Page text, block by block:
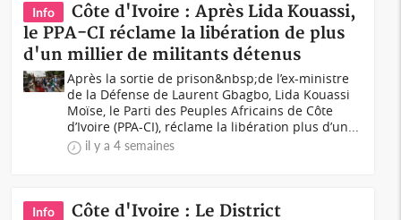
Info
Côte d'Ivoire : Après Lida Kouassi,
le PPA-CI réclame la libération de plus
d'un millier de militants détenus
Après la sortie de prison&nbsp;de l’ex-ministre
de la Défense de Laurent Gbagbo, Lida Kouassi
Moïse, le Parti des Peuples Africains de Côte
d’Ivoire (PPA-CI), réclame la libération plus d’un...
il y a 4 semaines
Info Côte d'Ivoire : Le District